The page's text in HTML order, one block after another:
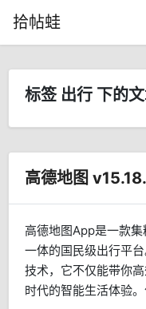
拾帖蛙
标签 出行 下的
高德地图App是一款
一体的国民级出行平
技术，它不仅能带你
时代的智能生活体验